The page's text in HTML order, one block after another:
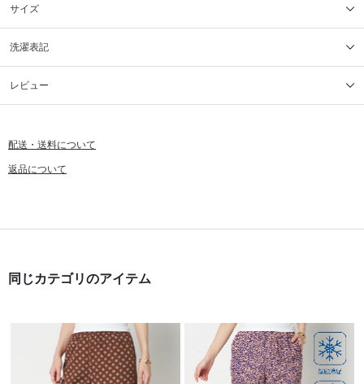
サイズ
洗濯表記
レビュー
配送・送料について
返品について
同じカテゴリのアイテム